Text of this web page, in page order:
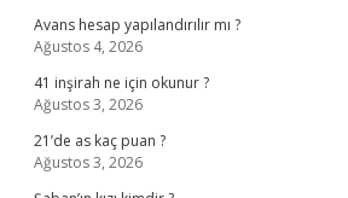
Avans hesap yapılandırılır mı ?
Ağustos 4, 2026
41 inşirah ne için okunur ?
Ağustos 3, 2026
21’de as kaç puan ?
Ağustos 3, 2026